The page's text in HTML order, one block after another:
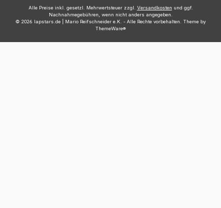
Alle Preise inkl. gesetzl. Mehrwertsteuer zzgl. Versandkosten und ggf.
Nachnahmegebühren, wenn nicht anders angegeben.
© 2026 lapstars.de | Mario Reifschneider e.K. - Alle Rechte vorbehalten. Theme by
ThemeWare®